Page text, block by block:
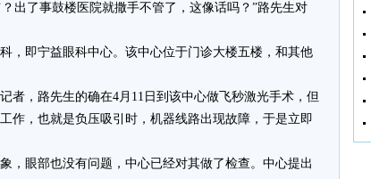
了事鼓楼医院就撒手不管了，这像话吗？”路先生对
即宁益眼科中心。该中心位于门诊大楼五楼，和其他
，路先生的确在4月11日到该中心做飞秒激光手术，但
作，也就是负压吸引时，机器线路出现故障，于是立即
眼部也没有问题，中心已经对其做了检查。中心提出